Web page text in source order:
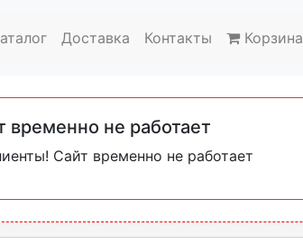
Доставка Контакты Корзина
временно не работает
Сайт временно не работает